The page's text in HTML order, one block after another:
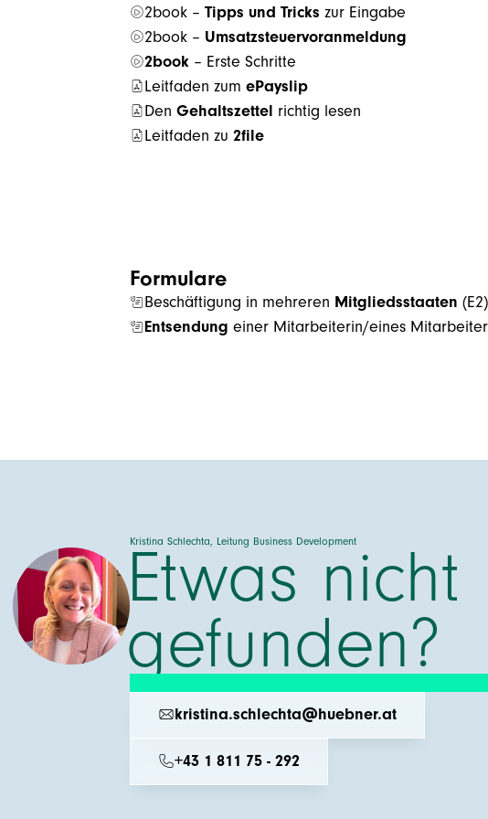
2book – Tipps und Tricks zur Eingabe
2book – Umsatzsteuervoranmeldung
2book – Erste Schritte
Leitfaden zum ePayslip
Den Gehaltszettel richtig lesen
Leitfaden zu 2file
Formulare
Beschäftigung in mehreren Mitgliedsstaaten (E2)
Entsendung einer Mitarbeiterin/eines
Kristina Schlechta, Leitung Business Development
Etwas nicht
gefunden?
kristina.schlechta@huebner.at
+43 1 811 75 - 292